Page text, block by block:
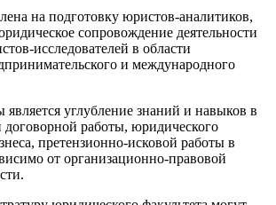
на подготовку юристов-аналитиков,
сопровождение деятельности
исследователей в области
и международного
является углубление знаний и навыков в
договорной работы, юридического
претензионно-исковой работы в
от организационно-правовой